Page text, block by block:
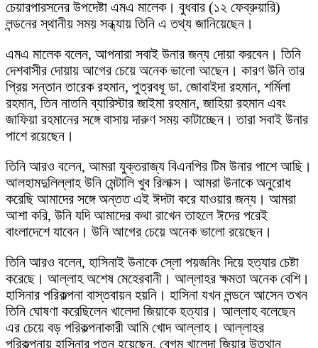
চেয়ারপারসনের উপদেষ্টা এমএ মালেক। বুধবার (১২ ফেব্রুয়ারি)
লন্ডনের স্থানীয় সময় সন্ধ্যায় তিনি এ তথ্য জানিয়েছেন।
এমএ মালেক বলেন, আপনারা সবাই উনার জন্য দোয়া করবেন। তিনি
দেশবাসীর দোয়ায় আগের চেয়ে অনেক ভালো আছেন। কারণ উনি তার
প্রিয় সন্তান তারেক রহমান, পুত্রবধূ ডা. জোবাইদা রহমান, শর্মিলা
রহমান, তিন নাতনি ব্যারিস্টার জাইমা রহমান, জাহিয়া রহমান এবং
জাফিয়া রহমানের সঙ্গে বাসায় দারুণ সময় কাটাচ্ছেন। তারা সবাই উনার
পাশে রয়েছেন।
তিনি আরও বলেন, আমরা যুক্তরাজ্য বিএনপির টিম উনার পাশে আছি।
আলহামদুলিল্লাহ উনি মেন্টালি খুব রিলাক্স। আমরা উনাকে অনুরোধ
করেছি আমাদের সঙ্গে অন্তত এই ঈদটা করে যাওয়ার জন্য। আমরা
আশা করি, উনি যদি আমাদের কথা রাখেন তাহলে ঈদের পরেই
বাংলাদেশে যাবেন। উনি আগের চেয়ে অনেক ভালো রয়েছেন।
তিনি আরও বলেন, হাসিনাই উনাকে স্লো পয়জনিং দিয়ে হত্যার চেষ্টা
করেছে। আল্লাহ অশেষ মেহেরবানী। আল্লাহর ক্ষমতা অনেক বেশি।
হাসিনার পরিকল্পনা বাস্তবায়ন হয়নি। হাসিনা যখন লন্ডনে আসেন তখন
তিনি ঘোষণা করেছিলেন খালেদা জিয়াকে হত্যার। আল্লাহ বলেছেন
এর চেয়ে বড় পরিকল্পনাকারী আমি খোদ আল্লাহ। আল্লাহর
পরিকল্পনায় হাসিনার পতন হয়েছেন, বেগম খালেদা জিয়ার উত্থান